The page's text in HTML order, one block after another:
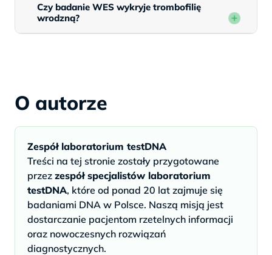
Czy badanie WES wykryje trombofilię
wrodzną?
O autorze
Zespół laboratorium testDNA
Treści na tej stronie zostały przygotowane
przez zespół specjalistów laboratorium
testDNA, które od ponad 20 lat zajmuje się
badaniami DNA w Polsce. Naszą misją jest
dostarczanie pacjentom rzetelnych informacji
oraz nowoczesnych rozwiązań
diagnostycznych.